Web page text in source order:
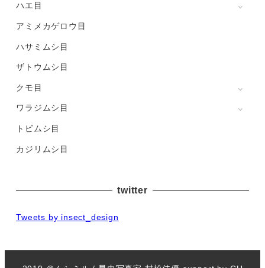
ハエ目
アミメカゲロウ目
ハサミムシ目
ザトウムシ目
クモ目
ワラジムシ目
トビムシ目
カジリムシ目
twitter
Tweets by insect_design